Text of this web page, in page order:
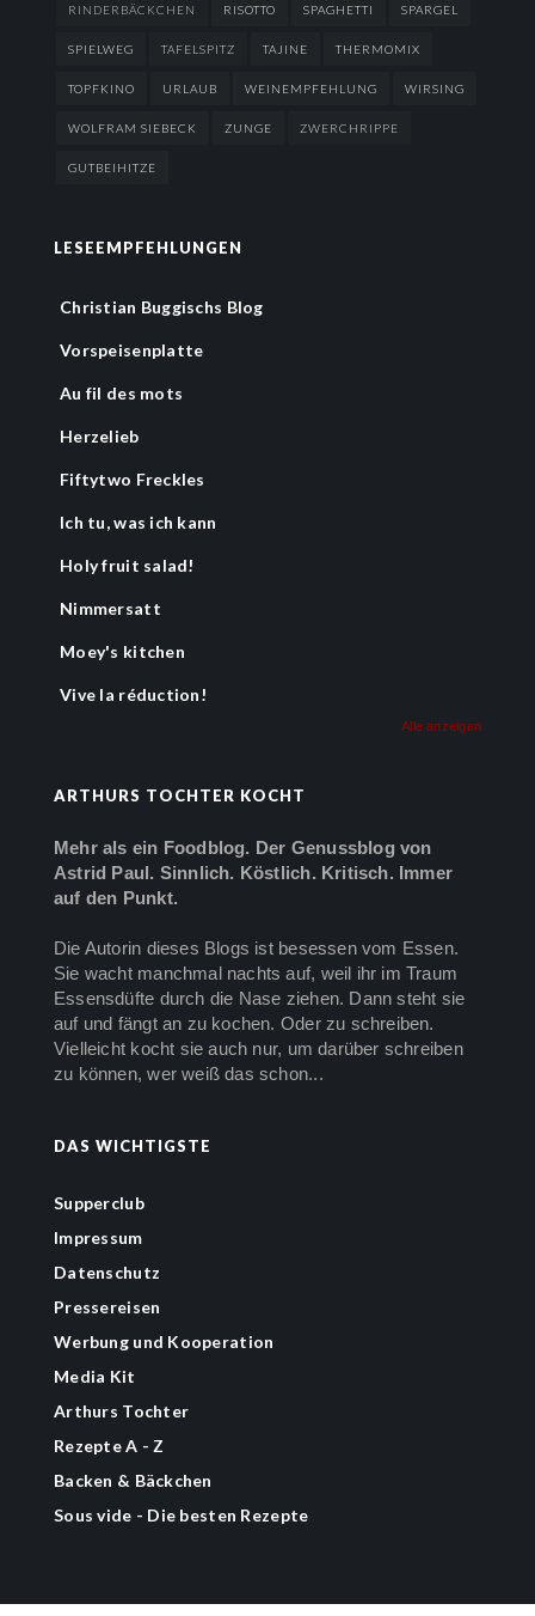
RINDERBÄCKCHEN RISOTTO SPAGHETTI SPARGEL
SPIELWEG TAFELSPITZ TAJINE THERMOMIX
TOPFKINO URLAUB WEINEMPFEHLUNG WIRSING
WOLFRAM SIEBECK ZUNGE ZWERCHRIPPE
GUTBEIHITZE
LESEEMPFEHLUNGEN
Christian Buggischs Blog
Vorspeisenplatte
Au fil des mots
Herzelieb
Fiftytwo Freckles
Ich tu, was ich kann
Holy fruit salad!
Nimmersatt
Moey's kitchen
Vive la réduction!
Alle anzeigen
ARTHURS TOCHTER KOCHT
Mehr als ein Foodblog. Der Genussblog von
Astrid Paul. Sinnlich. Köstlich. Kritisch. Immer
auf den Punkt.
Die Autorin dieses Blogs ist besessen vom Essen.
Sie wacht manchmal nachts auf, weil ihr im Traum
Essensdüfte durch die Nase ziehen. Dann steht sie
auf und fängt an zu kochen. Oder zu schreiben.
Vielleicht kocht sie auch nur, um darüber schreiben
zu können, wer weiß das schon...
DAS WICHTIGSTE
Supperclub
Impressum
Datenschutz
Pressereisen
Werbung und Kooperation
Media Kit
Arthurs Tochter
Rezepte A - Z
Backen & Bäckchen
Sous vide - Die besten Rezepte